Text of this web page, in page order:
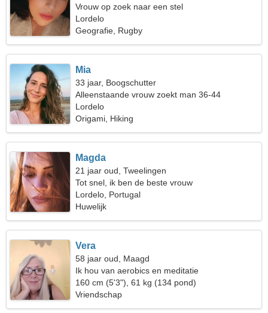
Vrouw op zoek naar een stel
Lordelo
Geografie, Rugby
Mia
33 jaar, Boogschutter
Alleenstaande vrouw zoekt man 36-44
Lordelo
Origami, Hiking
Magda
21 jaar oud, Tweelingen
Tot snel, ik ben de beste vrouw
Lordelo, Portugal
Huwelijk
Vera
58 jaar oud, Maagd
Ik hou van aerobics en meditatie
160 cm (5'3"), 61 kg (134 pond)
Vriendschap